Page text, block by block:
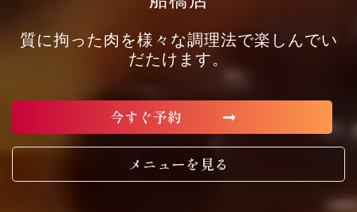
質に拘った肉を様々な調理法で楽しんでい
だたけます。
今すぐ予約
メニューを見る